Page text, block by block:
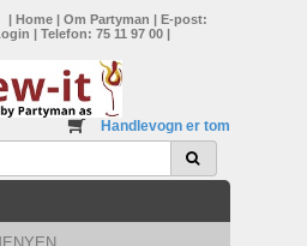
| Home | Om Partyman | E-post:
| Telefon: 75 11 97 00 |
Handlevogn er tom